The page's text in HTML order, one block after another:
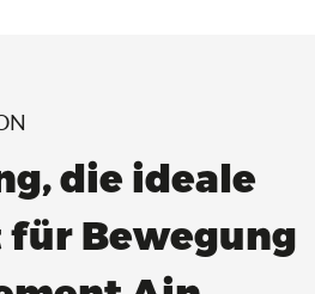
die ideale
Bewegung